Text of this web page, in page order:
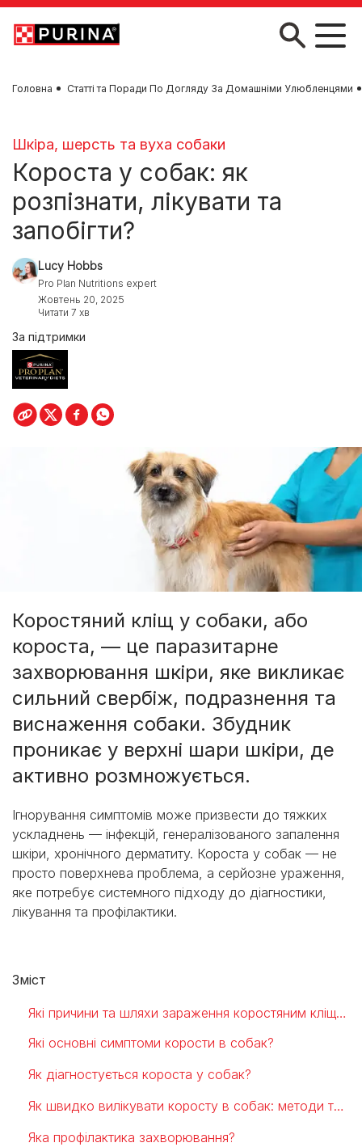
Skip to main content
Головна Статті та Поради По Догляду За Домашніми Улюбленцями
Шкіра, шерсть та вуха собаки
Короста у собак: як
розпізнати, лікувати та
запобігти?
Lucy Hobbs
Pro Plan Nutritions expert
Жовтень 20, 2025
Читати 7 хв
За підтримки
Коростяний кліщ у собаки, або
короста, — це паразитарне
захворювання шкіри, яке викликає
сильний свербіж, подразнення та
виснаження собаки. Збудник
проникає у верхні шари шкіри, де
активно розмножується.
Ігнорування симптомів може призвести до тяжких
ускладнень — інфекцій, генералізованого запалення
шкіри, хронічного дерматиту. Короста у собак — не
просто поверхнева проблема, а серйозне ураження,
яке потребує системного підходу до діагностики,
лікування та профілактики.
Зміст
Які причини та шляхи зараження коростяним кліщем?
Які основні симптоми корости в собак?
Як діагностується короста у собак?
Як швидко вилікувати коросту в собак: методи та підходи
Яка профілактика захворювання?